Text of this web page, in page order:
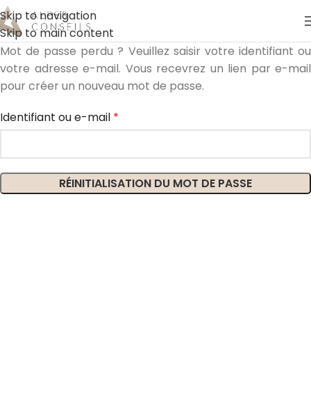
Skip to navigation
Skip to main content
Mot de passe perdu ? Veuillez saisir votre identifiant ou
votre adresse e-mail. Vous recevrez un lien par e-mail
pour créer un nouveau mot de passe.
Identifiant ou e-mail *
RÉINITIALISATION DU MOT DE PASSE